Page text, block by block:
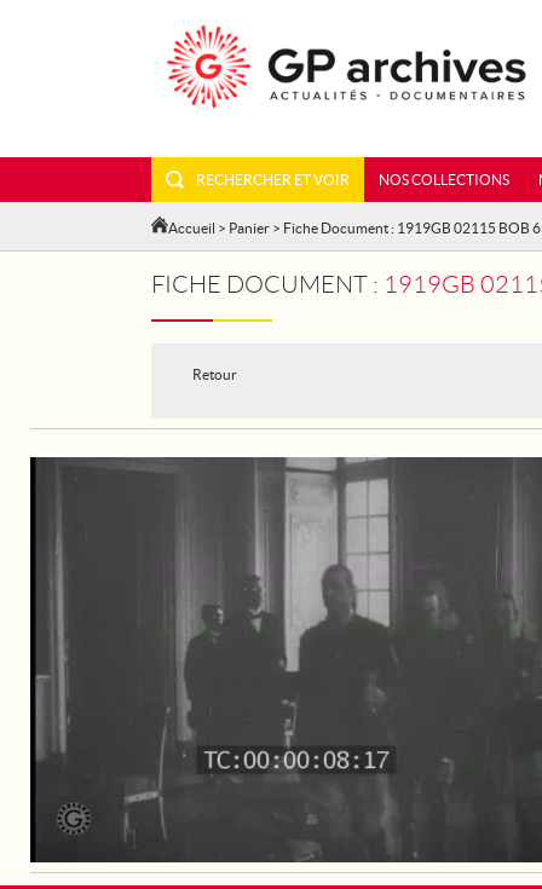
RECHERCHER ET VOIR NOS COLLECTIONS
Accueil > Panier > Fiche Document : 1919GB 02115 BOB 6
FICHE DOCUMENT : 1919GB
Retour